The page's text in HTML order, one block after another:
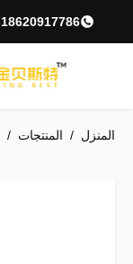
18620917786--20-18620917786
المنزل / المنتجات /